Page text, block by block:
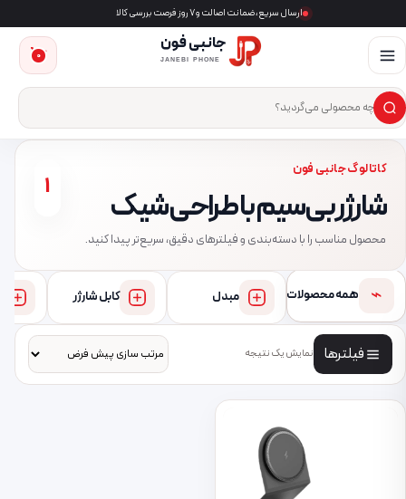
ارسال سریع، ضمانت اصالت و ۷ روز فرصت بررسی کالا
جانبی فون
JANEBI PHONE
جست‌وجوی محصول
×
0
کاتالوگ جانبی فون
شارژر بی‌سیم با طراحی شیک
محصول مناسب را با دسته‌بندی و فیلترهای دقیق، سریع‌تر پیدا کنید.
1
⌁ همه محصولات مبدل کابل شارژر
فیلترها نمایش یک نتیجه